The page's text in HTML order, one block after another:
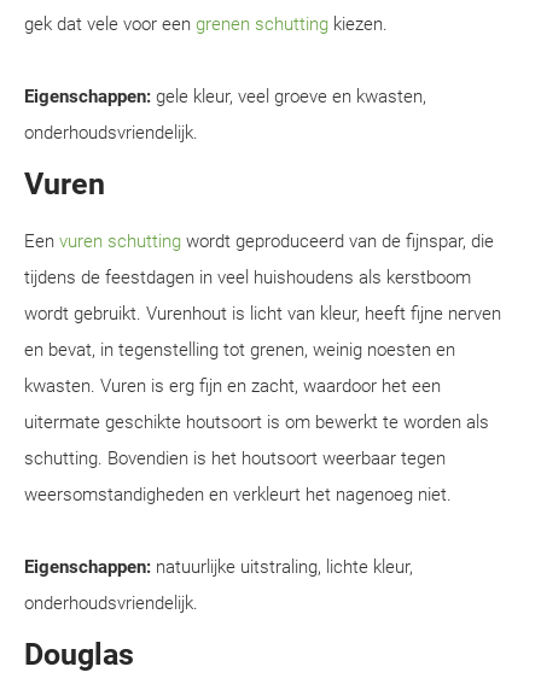
gek dat vele voor een grenen schutting kiezen.
Eigenschappen: gele kleur, veel groeve en kwasten,
onderhoudsvriendelijk.
Vuren
Een vuren schutting wordt geproduceerd van de fijnspar, die
tijdens de feestdagen in veel huishoudens als kerstboom
wordt gebruikt. Vurenhout is licht van kleur, heeft fijne nerven
en bevat, in tegenstelling tot grenen, weinig noesten en
kwasten. Vuren is erg fijn en zacht, waardoor het een
uitermate geschikte houtsoort is om bewerkt te worden als
schutting. Bovendien is het houtsoort weerbaar tegen
weersomstandigheden en verkleurt het nagenoeg niet.
Eigenschappen: natuurlijke uitstraling, lichte kleur,
onderhoudsvriendelijk.
Douglas